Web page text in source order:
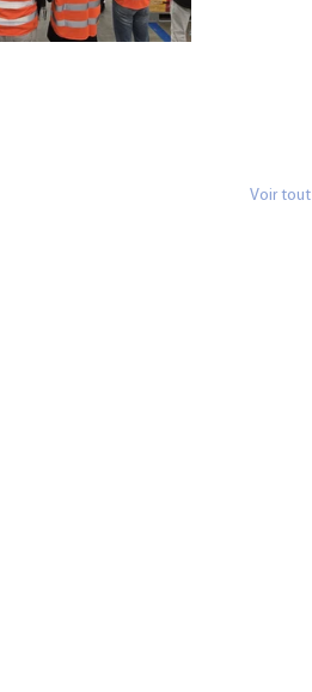
Voir tout